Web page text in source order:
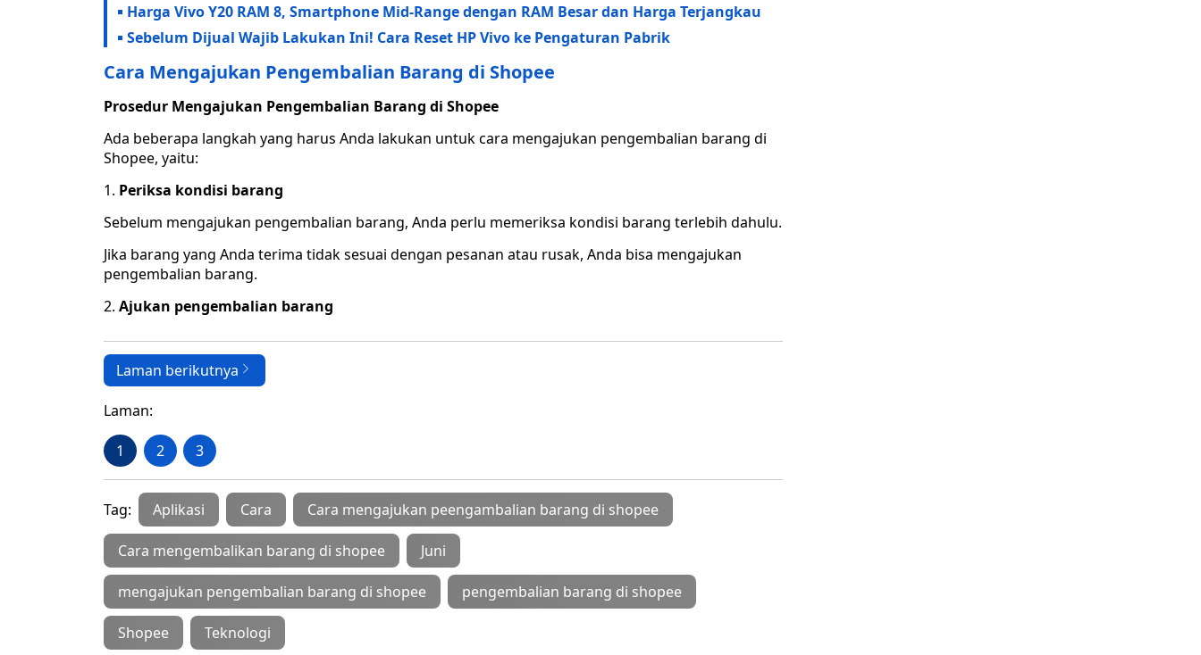
Harga Vivo Y20 RAM 8, Smartphone Mid-Range dengan RAM Besar dan Harga Terjangkau
Sebelum Dijual Wajib Lakukan Ini! Cara Reset HP Vivo ke Pengaturan Pabrik
Cara Mengajukan Pengembalian Barang di Shopee
Prosedur Mengajukan Pengembalian Barang di Shopee
Ada beberapa langkah yang harus Anda lakukan untuk cara mengajukan pengembalian barang di
Shopee, yaitu:
Periksa kondisi barang
Sebelum mengajukan pengembalian barang, Anda perlu memeriksa kondisi barang terlebih dahulu.
Jika barang yang Anda terima tidak sesuai dengan pesanan atau rusak, Anda bisa mengajukan
pengembalian barang.
Ajukan pengembalian barang
Laman berikutnya
Laman:
1 2 3
Tag: Aplikasi Cara Cara mengajukan peengambalian barang di shopee
Cara mengembalikan barang di shopee Juni
mengajukan pengembalian barang di shopee pengembalian barang di shopee
Shopee Teknologi